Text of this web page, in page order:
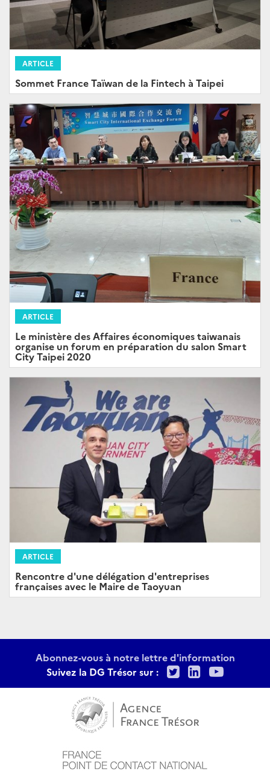
ARTICLE
Sommet France Taïwan de la Fintech à Taipei
ARTICLE
Le ministère des Affaires économiques taiwanais
organise un forum en préparation du salon Smart
City Taipei 2020
ARTICLE
Rencontre d'une délégation d'entreprises
françaises avec le Maire de Taoyuan
Abonnez-vous à notre lettre d'information
Suivez la DG Trésor sur :
TwitterLinkedIn